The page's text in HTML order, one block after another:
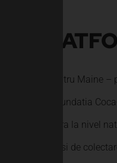
Azi pentru Maine
de la Fundatia
circulara la nivel
mediu si de